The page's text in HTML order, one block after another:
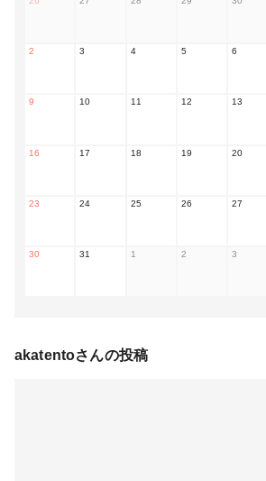
2 3 4 5 6
9 10 11 12 13
16 17 18 19 20
23 24 25 26 27
30 31 1 2 3
akatentoさんの投稿